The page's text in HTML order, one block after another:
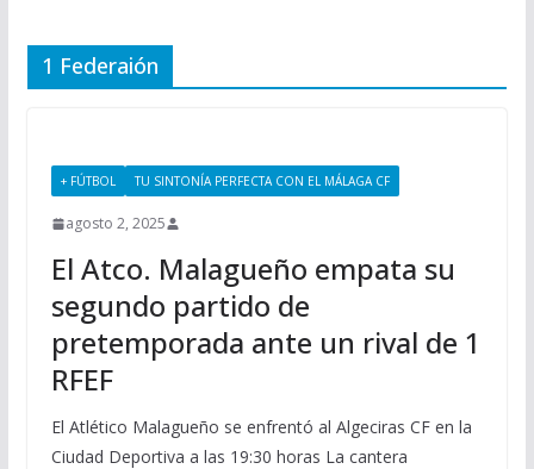
1 Federaión
+ FÚTBOL TU SINTONÍA PERFECTA CON EL MÁLAGA CF
agosto 2, 2025
El Atco. Malagueño empata su
segundo partido de
pretemporada ante un rival de 1
RFEF
El Atlético Malagueño se enfrentó al Algeciras CF en la
Ciudad Deportiva a las 19:30 horas La cantera